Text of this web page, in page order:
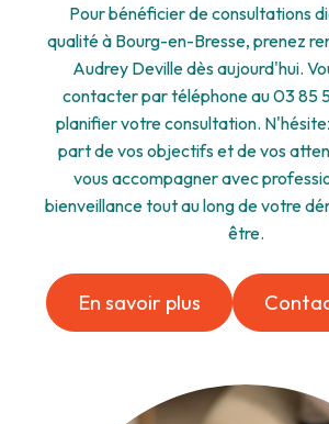
Pour bénéficier de consultations
qualité à Bourg-en-Bresse, prenez
Audrey Deville dès aujourd'hui.
contacter par téléphone au 03 85
planifier votre consultation.
part de vos objectifs et de vos
vous accompagner avec
bienveillance tout au long de votre
être.
En savoir plus